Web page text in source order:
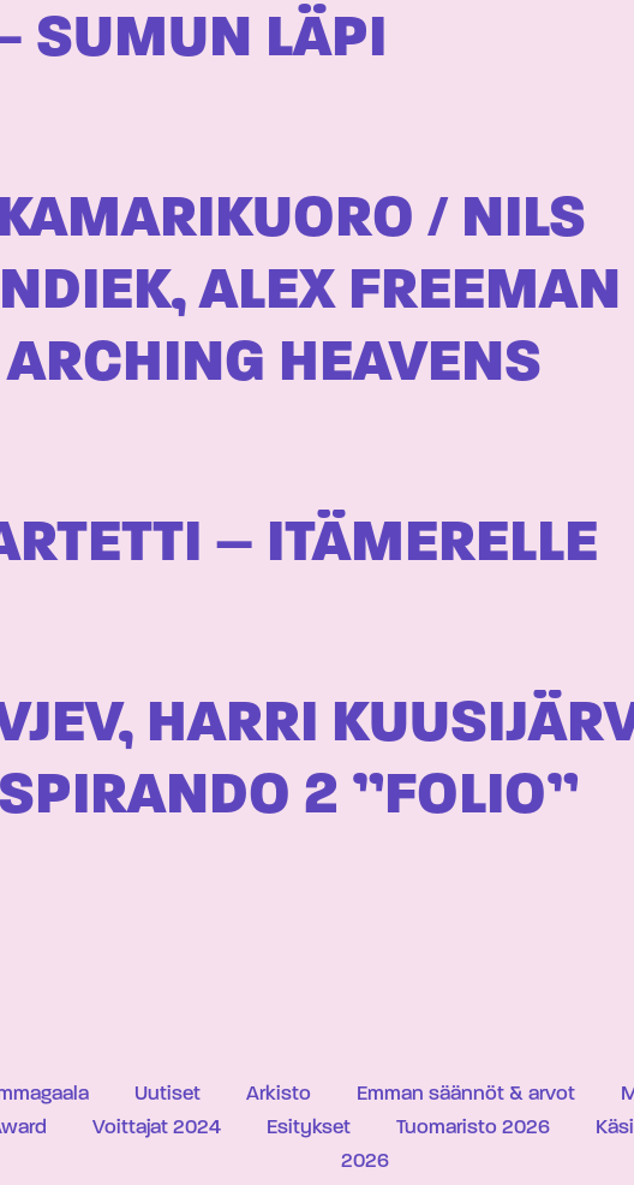
SUMUN LÄPI
/ NILS
ALEX
HEAVENS
– ITÄMERELLE
HARRI
2 ”FOLIO”
Uutiset Arkisto Emman säännöt & arvot
Voittajat 2024 Esitykset Tuomaristo 2026
2026